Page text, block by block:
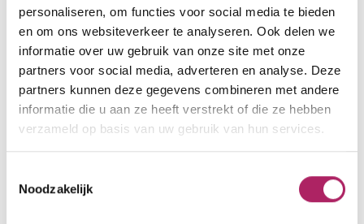
personaliseren, om functies voor social media te bieden
en om ons websiteverkeer te analyseren. Ook delen we
informatie over uw gebruik van onze site met onze
partners voor social media, adverteren en analyse. Deze
partners kunnen deze gegevens combineren met andere
informatie die u aan ze heeft verstrekt of die ze hebben
verzameld op basis van uw gebruik van hun services.
Noodzakelijk
07022351
klantenservice@basic-fit.be
www.basic-fit.be